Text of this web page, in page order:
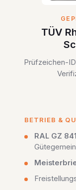
TÜV
Prüfzeichen-ID
BETRIEB &
RAL GZ